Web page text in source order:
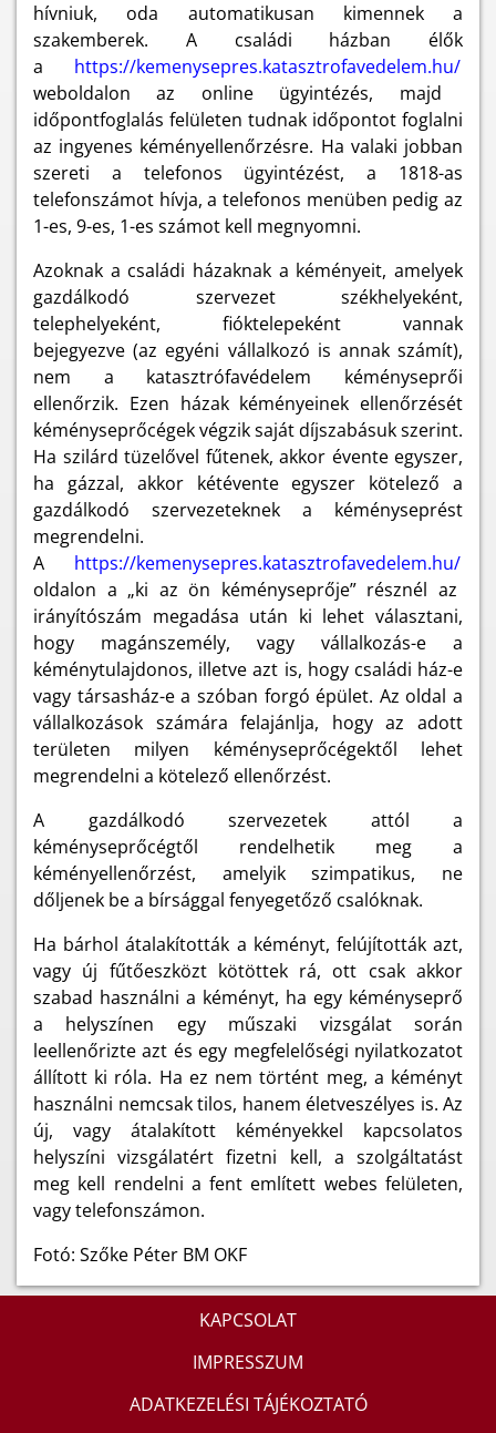
hívniuk, oda automatikusan kimennek a
szakemberek. A családi házban élők
a
https://kemenysepres.katasztrofavedelem.hu/
weboldalon az online ügyintézés, majd
időpontfoglalás felületen tudnak időpontot foglalni
az ingyenes kéményellenőrzésre. Ha valaki jobban
szereti a telefonos ügyintézést, a 1818-as
telefonszámot hívja, a telefonos menüben pedig az
1-es, 9-es, 1-es számot kell megnyomni.
Azoknak a családi házaknak a kéményeit, amelyek
gazdálkodó szervezet székhelyeként,
telephelyeként, fióktelepeként vannak
bejegyezve (az egyéni vállalkozó is annak számít),
nem a katasztrófavédelem kéményseprői
ellenőrzik. Ezen házak kéményeinek ellenőrzését
kéményseprőcégek végzik saját díjszabásuk szerint.
Ha szilárd tüzelővel fűtenek, akkor évente egyszer,
ha gázzal, akkor kétévente egyszer kötelező a
gazdálkodó szervezeteknek a kéményseprést
megrendelni.
A
https://kemenysepres.katasztrofavedelem.hu/
oldalon a „ki az ön kéményseprője” résznél az
irányítószám megadása után ki lehet választani,
hogy magánszemély, vagy vállalkozás-e a
kéménytulajdonos, illetve azt is, hogy családi ház-e
vagy társasház-e a szóban forgó épület. Az oldal a
vállalkozások számára felajánlja, hogy az adott
területen milyen kéményseprőcégektől lehet
megrendelni a kötelező ellenőrzést.
A gazdálkodó szervezetek attól a
kéményseprőcégtől rendelhetik meg a
kéményellenőrzést, amelyik szimpatikus, ne
dőljenek be a bírsággal fenyegetőző csalóknak.
Ha bárhol átalakították a kéményt, felújították azt,
vagy új fűtőeszközt kötöttek rá, ott csak akkor
szabad használni a kéményt, ha egy kéményseprő
a helyszínen egy műszaki vizsgálat során
leellenőrizte azt és egy megfelelőségi nyilatkozatot
állított ki róla. Ha ez nem történt meg, a kéményt
használni nemcsak tilos, hanem életveszélyes is. Az
új, vagy átalakított kéményekkel kapcsolatos
helyszíni vizsgálatért fizetni kell, a szolgáltatást
meg kell rendelni a fent említett webes felületen,
vagy telefonszámon.
Fotó: Szőke Péter BM OKF
KAPCSOLAT
IMPRESSZUM
ADATKEZELÉSI TÁJÉKOZTATÓ